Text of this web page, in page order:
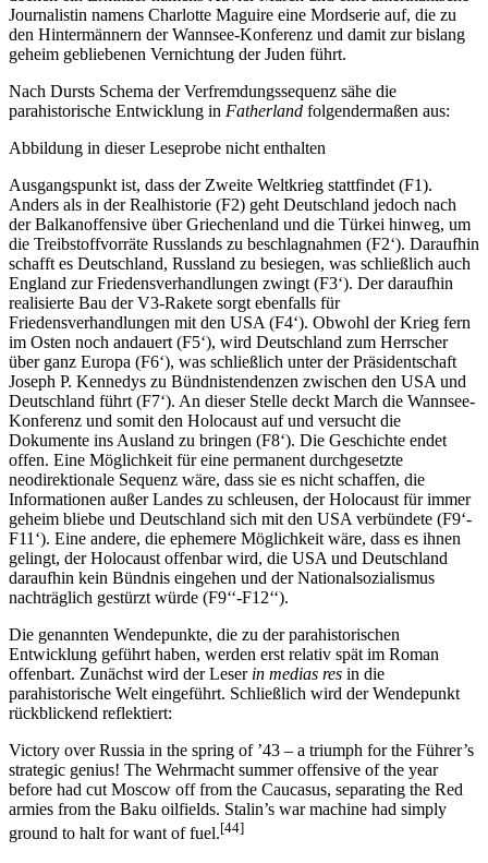
Journalistin namens Charlotte Maguire eine Mordserie auf, die zu
den Hintermännern der Wannsee-Konferenz und damit zur bislang
geheim gebliebenen Vernichtung der Juden führt.
Nach Dursts Schema der Verfremdungssequenz sähe die
parahistorische Entwicklung in Fatherland folgendermaßen aus:
Abbildung in dieser Leseprobe nicht enthalten
Ausgangspunkt ist, dass der Zweite Weltkrieg stattfindet (F1).
Anders als in der Realhistorie (F2) geht Deutschland jedoch nach
der Balkanoffensive über Griechenland und die Türkei hinweg, um
die Treibstoffvorräte Russlands zu beschlagnahmen (F2‘). Daraufhin
schafft es Deutschland, Russland zu besiegen, was schließlich auch
England zur Friedensverhandlungen zwingt (F3‘). Der daraufhin
realisierte Bau der V3-Rakete sorgt ebenfalls für
Friedensverhandlungen mit den USA (F4‘). Obwohl der Krieg fern
im Osten noch andauert (F5‘), wird Deutschland zum Herrscher
über ganz Europa (F6‘), was schließlich unter der Präsidentschaft
Joseph P. Kennedys zu Bündnistendenzen zwischen den USA und
Deutschland führt (F7‘). An dieser Stelle deckt March die Wannsee-
Konferenz und somit den Holocaust auf und versucht die
Dokumente ins Ausland zu bringen (F8‘). Die Geschichte endet
offen. Eine Möglichkeit für eine permanent durchgesetzte
neodirektionale Sequenz wäre, dass sie es nicht schaffen, die
Informationen außer Landes zu schleusen, der Holocaust für immer
geheim bliebe und Deutschland sich mit den USA verbündete (F9‘-
F11‘). Eine andere, die ephemere Möglichkeit wäre, dass es ihnen
gelingt, der Holocaust offenbar wird, die USA und Deutschland
daraufhin kein Bündnis eingehen und der Nationalsozialismus
nachträglich gestürzt würde (F9‘‘-F12‘‘).
Die genannten Wendepunkte, die zu der parahistorischen
Entwicklung geführt haben, werden erst relativ spät im Roman
offenbart. Zunächst wird der Leser in medias res in die
parahistorische Welt eingeführt. Schließlich wird der Wendepunkt
rückblickend reflektiert:
Victory over Russia in the spring of ’43 – a triumph for the Führer’s
strategic genius! The Wehrmacht summer offensive of the year
before had cut Moscow off from the Caucasus, separating the Red
armies from the Baku oilfields. Stalin’s war machine had simply
ground to halt for want of fuel.[44]